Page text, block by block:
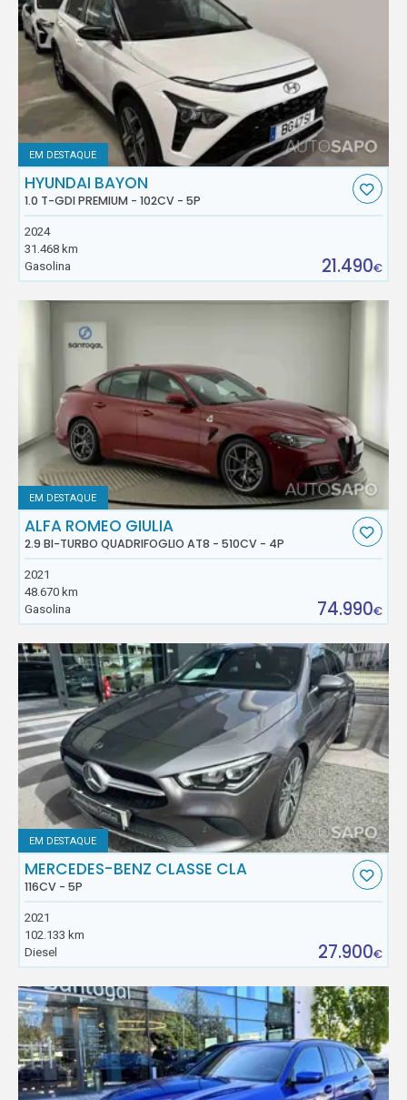
EM DESTAQUE
HYUNDAI BAYON
1.0 T-GDI PREMIUM - 102CV - 5P
2024
31.468 km
Gasolina
21.490€
EM DESTAQUE
ALFA ROMEO GIULIA
2.9 BI-TURBO QUADRIFOGLIO AT8 - 510CV - 4P
2021
48.670 km
Gasolina
74.990€
EM DESTAQUE
MERCEDES-BENZ CLASSE CLA
116CV - 5P
2021
102.133 km
Diesel
27.900€